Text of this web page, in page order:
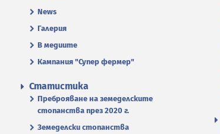
News
Галерия
В медиите
Кампания "Супер фермер"
Статистика
Преброяване на земеделските
стопанства през 2020 г.
Земеделски стопанства